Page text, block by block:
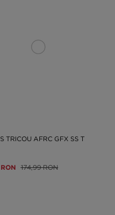
TRICOU AFRC GFX SS T
174,99 RON